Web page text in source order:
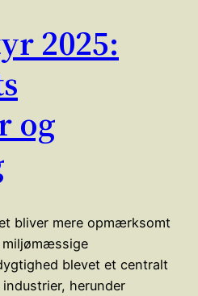
2025:
og
bliver mere opmærksomt
blevet et centralt
herunder